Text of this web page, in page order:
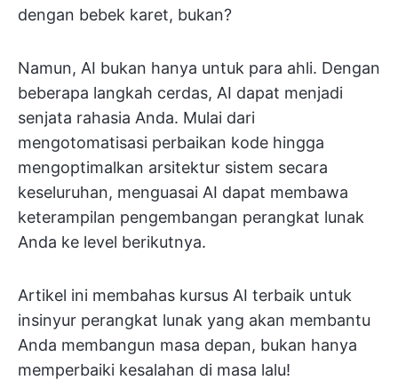
dengan bebek karet, bukan?
Namun, AI bukan hanya untuk para ahli. Dengan
beberapa langkah cerdas, AI dapat menjadi
senjata rahasia Anda. Mulai dari
mengotomatisasi perbaikan kode hingga
mengoptimalkan arsitektur sistem secara
keseluruhan, menguasai AI dapat membawa
keterampilan pengembangan perangkat lunak
Anda ke level berikutnya.
Artikel ini membahas kursus AI terbaik untuk
insinyur perangkat lunak yang akan membantu
Anda membangun masa depan, bukan hanya
memperbaiki kesalahan di masa lalu!